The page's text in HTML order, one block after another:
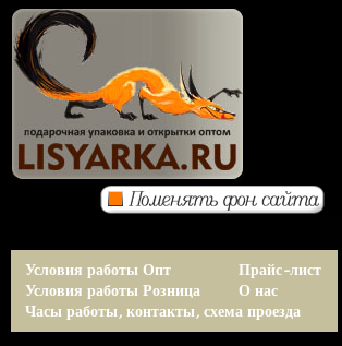
Условия работы Опт
Условия работы Розница
Прайс-лист
О нас
Часы работы, контакты, схема проезда